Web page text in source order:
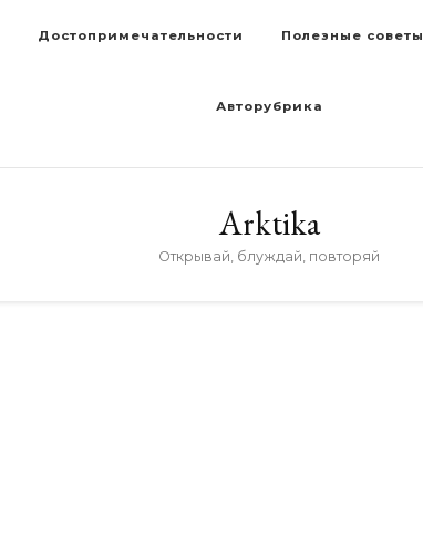
Достопримечательности Полезные советы
Авторубрика
Arktika
Открывай, блуждай, повторяй